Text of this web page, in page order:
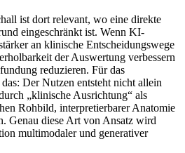
ist dort relevant, wo eine direkte
eingeschränkt ist. Wenn KI-
an klinische Entscheidungswege
der Auswertung verbessern
reduzieren. Für das
Der Nutzen entsteht nicht allein
„klinische Ausrichtung“ als
Rohbild, interpretierbarer Anatomie
Genau diese Art von Ansatz wird
multimodaler und generativer